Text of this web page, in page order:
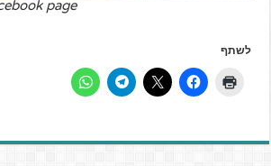
page
לשתף